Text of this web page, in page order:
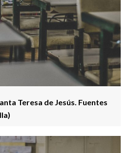
Teresa de Jesús. Fuentes